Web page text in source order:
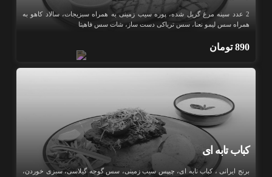
2 عدد سینه مرغ گریل شده، پوره سیب‌‍ زمینی به همراه سبزیجات، سالاد کاهو به
همراه سس لیمو نعنا، سس تریاکی دست ساز، شات سس فاهیتا
890 تومان
کباب تابه ای
برنج ایرانی ، کباب تابه ای، چیپس سیب زمینی، سس گوجه گیلاسی، سبزی خوردن،